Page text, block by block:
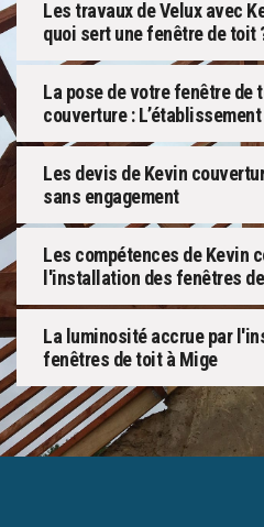
Les travaux de Velux avec
quoi sert une fenêtre de toit
La pose de votre fenêtre de
couverture :
Les devis de Kevin
sans engagement
Les compétences de Kevin
l'installation des fenêtres
La luminosité accrue par
fenêtres de toit à Mige